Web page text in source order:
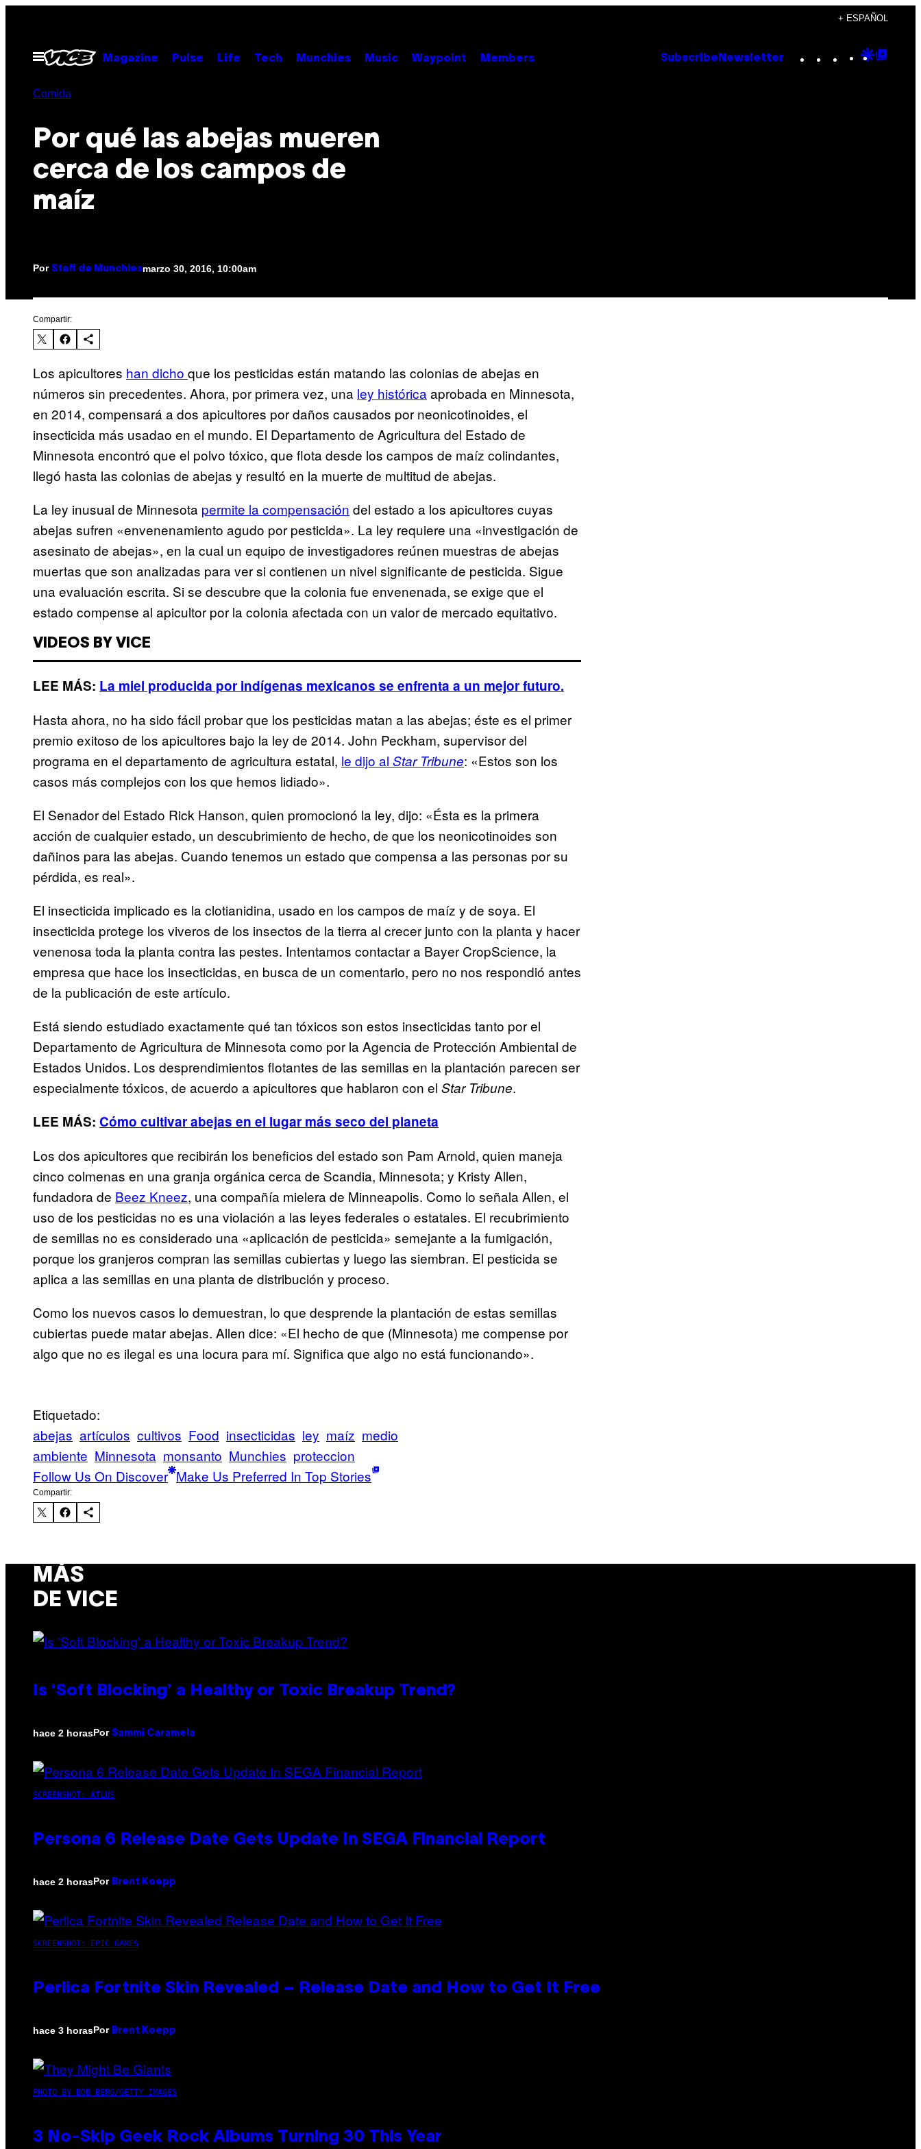
contenido
+ ESPAÑOL
Abrir
Menú
Magazine Pulse Life Tech Munchies Music Waypoint Members Subscribe Newsletter Instagram
TikTok
YouTube
Google
Comida
Por qué las abejas mueren
cerca de los campos de
maíz
Por Staff de Munchiesmarzo 30, 2016, 10:00am
Compartir:
Los apicultores han dicho que los pesticidas están matando las colonias de abejas en
números sin precedentes. Ahora, por primera vez, una ley histórica aprobada en Minnesota,
en 2014, compensará a dos apicultores por daños causados por neonicotinoides, el
insecticida más usadao en el mundo. El Departamento de Agricultura del Estado de
Minnesota encontró que el polvo tóxico, que flota desde los campos de maíz colindantes,
llegó hasta las colonias de abejas y resultó en la muerte de multitud de abejas.
La ley inusual de Minnesota permite la compensación del estado a los apicultores cuyas
abejas sufren «envenenamiento agudo por pesticida». La ley requiere una «investigación de
asesinato de abejas», en la cual un equipo de investigadores reúnen muestras de abejas
muertas que son analizadas para ver si contienen un nivel significante de pesticida. Sigue
una evaluación escrita. Si se descubre que la colonia fue envenenada, se exige que el
estado compense al apicultor por la colonia afectada con un valor de mercado equitativo.
VIDEOS BY VICE
LEE MÁS: La miel producida por indígenas mexicanos se enfrenta a un mejor futuro.
Hasta ahora, no ha sido fácil probar que los pesticidas matan a las abejas; éste es el primer
premio exitoso de los apicultores bajo la ley de 2014. John Peckham, supervisor del
programa en el departamento de agricultura estatal, le dijo al Star Tribune: «Estos son los
casos más complejos con los que hemos lidiado».
El Senador del Estado Rick Hanson, quien promocionó la ley, dijo: «Ésta es la primera
acción de cualquier estado, un descubrimiento de hecho, de que los neonicotinoides son
dañinos para las abejas. Cuando tenemos un estado que compensa a las personas por su
pérdida, es real».
El insecticida implicado es la clotianidina, usado en los campos de maíz y de soya. El
insecticida protege los viveros de los insectos de la tierra al crecer junto con la planta y hacer
venenosa toda la planta contra las pestes. Intentamos contactar a Bayer CropScience, la
empresa que hace los insecticidas, en busca de un comentario, pero no nos respondió antes
de la publicación de este artículo.
Está siendo estudiado exactamente qué tan tóxicos son estos insecticidas tanto por el
Departamento de Agricultura de Minnesota como por la Agencia de Protección Ambiental de
Estados Unidos. Los desprendimientos flotantes de las semillas en la plantación parecen ser
especialmente tóxicos, de acuerdo a apicultores que hablaron con el Star Tribune.
LEE MÁS: Cómo cultivar abejas en el lugar más seco del planeta
Los dos apicultores que recibirán los beneficios del estado son Pam Arnold, quien maneja
cinco colmenas en una granja orgánica cerca de Scandia, Minnesota; y Kristy Allen,
fundadora de Beez Kneez, una compañía mielera de Minneapolis. Como lo señala Allen, el
uso de los pesticidas no es una violación a las leyes federales o estatales. El recubrimiento
de semillas no es considerado una «aplicación de pesticida» semejante a la fumigación,
porque los granjeros compran las semillas cubiertas y luego las siembran. El pesticida se
aplica a las semillas en una planta de distribución y proceso.
Como los nuevos casos lo demuestran, lo que desprende la plantación de estas semillas
cubiertas puede matar abejas. Allen dice: «El hecho de que (Minnesota) me compense por
algo que no es ilegal es una locura para mí. Significa que algo no está funcionando».
Etiquetado:
abejas artículos cultivos Food insecticidas ley maíz medio
ambiente Minnesota monsanto Munchies proteccion
Follow Us On Discover Make Us Preferred In Top Stories
Compartir:
MÁS
DE VICE
Is ‘Soft Blocking’ a Healthy or Toxic Breakup Trend?
hace 2 horasPor Sammi Caramela
SCREENSHOT: ATLUS
Persona 6 Release Date Gets Update In SEGA Financial Report
hace 2 horasPor Brent Koepp
SCREENSHOT: EPIC GAMES
Perlica Fortnite Skin Revealed – Release Date and How to Get It Free
hace 3 horasPor Brent Koepp
PHOTO BY BOB BERG/GETTY IMAGES
3 No-Skip Geek Rock Albums Turning 30 This Year